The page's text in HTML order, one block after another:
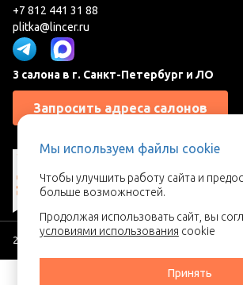
+7 812 441 31 88
plitka@lincer.ru
3 салона в г. Санкт-Петербург и ЛО
Запросить адреса салонов
2026 © Линкер - Ваш поставщик керамической
Мы используем файлы cookie
Чтобы улучшить работу сайта и
больше возможностей.
Продолжая использовать сайт, вы
условиями использования cookie
Принять